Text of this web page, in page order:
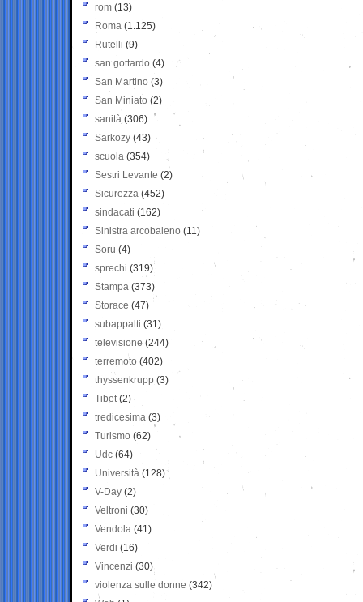
rom (13)
Roma (1.125)
Rutelli (9)
san gottardo (4)
San Martino (3)
San Miniato (2)
sanità (306)
Sarkozy (43)
scuola (354)
Sestri Levante (2)
Sicurezza (452)
sindacati (162)
Sinistra arcobaleno (11)
Soru (4)
sprechi (319)
Stampa (373)
Storace (47)
subappalti (31)
televisione(244)
terremoto (402)
thyssenkrupp (3)
Tibet(2)
tredicesima (3)
Turismo (62)
Udc (64)
Università (128)
V-Day (2)
Veltroni (30)
Vendola (41)
Verdi (16)
Vincenzi (30)
violenza sulle donne (342)